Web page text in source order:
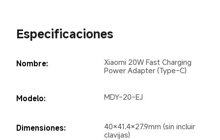
Especificaciones
Nombre:
Xiaomi 20W Fast Charging
Power Adapter (Type-C)
Modelo: MDY-20-EJ
Dimensiones:
40×41.4×27.9mm (sin incluir
clavijas)